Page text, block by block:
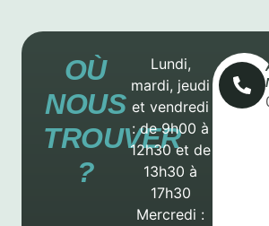
OÙ
NOUS
TROUVER
?
Lundi,
mardi, jeudi
et vendredi
: de 9h00 à
12h30 et de
13h30 à
17h30
Mercredi :